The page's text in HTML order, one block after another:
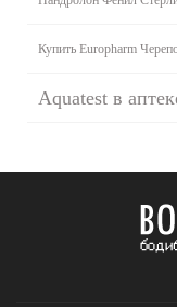
Купить Europharm
Aquatest в